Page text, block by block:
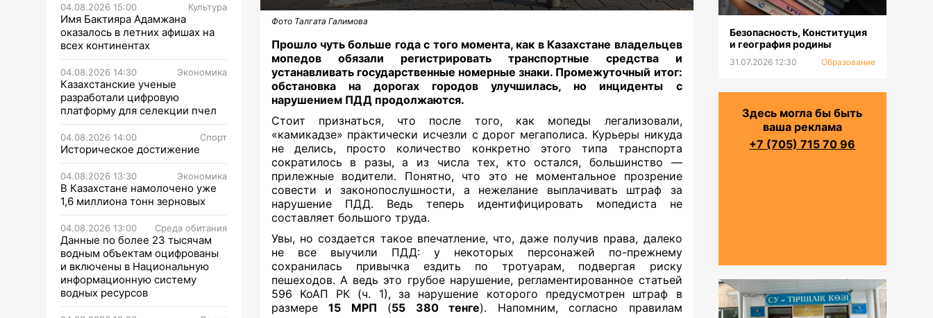
04.08.2026 15:00 Культура
Имя Бактияра Адамжана
оказалось в летних афишах на
всех континентах
04.08.2026 14:30 Экономика
Казахстанские ученые
разработали цифровую
платформу для селекции пчел
04.08.2026 14:00 Спорт
Историческое достижение
04.08.2026 13:30 Экономика
В Казахстане намолочено уже
1,6 миллиона тонн зерновых
04.08.2026 13:00 Среда обитания
Данные по более 23 тысячам
водным объектам оцифрованы
и включены в Национальную
информационную систему
водных ресурсов
Фото Талгата Галимова
Прошло чуть больше года с того момента, как в Казахстане владельцев
мопедов обязали регистрировать транспортные средства и
устанавливать государственные номерные знаки. Промежуточный итог:
обстановка на дорогах городов улучшилась, но инциденты с
нарушением ПДД продолжаются.
Стоит признаться, что после того, как мопеды легализовали,
«камикадзе» практически исчезли с дорог мегаполиса. Курьеры никуда
не делись, просто количество конкретно этого типа транспорта
сократилось в разы, а из числа тех, кто остался, большинство —
прилежные водители. Понятно, что это не моментальное прозрение
совести и законопослушности, а нежелание выплачивать штраф за
нарушение ПДД. Ведь теперь идентифицировать мопедиста не
составляет большого труда.
Увы, но создается такое впечатление, что, даже получив права, далеко
не все выучили ПДД: у некоторых персонажей по-прежнему
сохранилась привычка ездить по тротуарам, подвергая риску
пешеходов. А ведь это грубое нарушение, регламентированное статьей
596 КоАП РК (ч. 1), за нарушение которого предусмотрен штраф в
размере15 МРП (55 380 тенге). Напомним, согласно правилам
Безопасность, Конституция
и география родины
31.07.2026 12:30 Образование
Здесь могла бы быть
ваша реклама
+7 (705) 715 70 96